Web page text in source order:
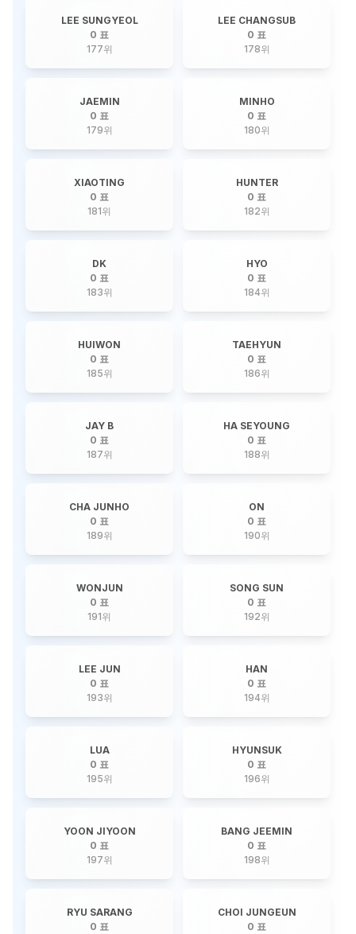
LEE SUNGYEOL
0 표
177위
LEE CHANGSUB
0 표
178위
JAEMIN
0 표
179위
MINHO
0 표
180위
XIAOTING
0 표
181위
HUNTER
0 표
182위
DK
0 표
183위
HYO
0 표
184위
HUIWON
0 표
185위
TAEHYUN
0 표
186위
JAY B
0 표
187위
HA SEYOUNG
0 표
188위
CHA JUNHO
0 표
189위
ON
0 표
190위
WONJUN
0 표
191위
SONG SUN
0 표
192위
LEE JUN
0 표
193위
HAN
0 표
194위
LUA
0 표
195위
HYUNSUK
0 표
196위
YOON JIYOON
0 표
197위
BANG JEEMIN
0 표
198위
RYU SARANG
0 표
CHOI JUNGEUN
0 표